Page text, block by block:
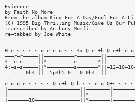
Evidence
by Faith No More
From the album King For A Day/Fool For A
(C) 1995 Big Thrilling Music/Give Us Our
transcribed by Anthony Morfitt
re—tabbed by Joe White
H e s s s s q e e q s s 4x Q e +h Q e+h e
e q q e s s s s Q e+h Q h s s e q Q+s s s s